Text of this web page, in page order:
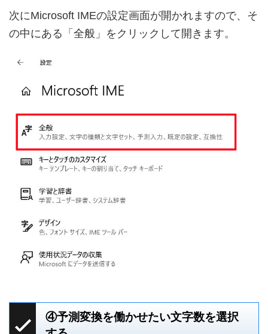
次にMicrosoft IMEの設定画面が開かれますので、そ
の中にある「全般」をクリックして開きます。
④予測変換を働かせたい文字数を選択